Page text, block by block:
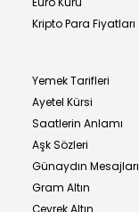
Kripto Para Fiyatları
Yemek Tarifleri
Ayetel Kürsi
Saatlerin Anlamı
Aşk Sözleri
Günaydın Mesajları
Gram Altın
Çeyrek Altın